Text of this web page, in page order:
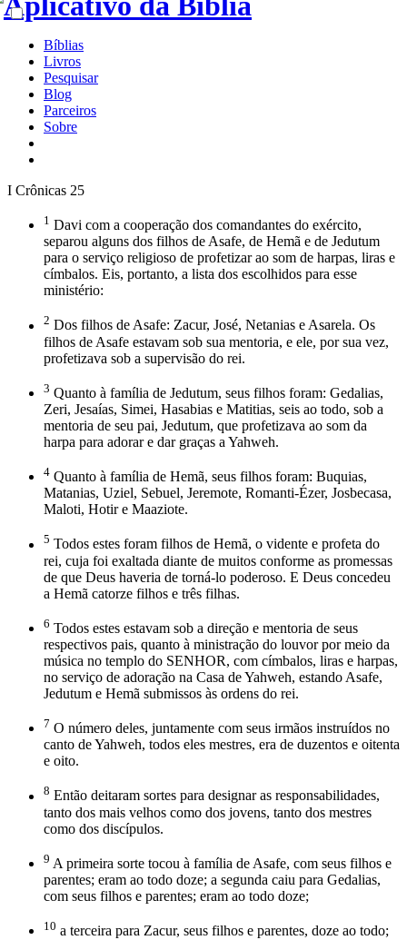
Bíblias
Livros
Pesquisar
Blog
Parceiros
Sobre
I Crônicas 25
1 Davi com a cooperação dos comandantes do exército,
separou alguns dos filhos de Asafe, de Hemã e de Jedutum
para o serviço religioso de profetizar ao som de harpas, liras e
címbalos. Eis, portanto, a lista dos escolhidos para esse
ministério:
2 Dos filhos de Asafe: Zacur, José, Netanias e Asarela. Os
filhos de Asafe estavam sob sua mentoria, e ele, por sua vez,
profetizava sob a supervisão do rei.
3 Quanto à família de Jedutum, seus filhos foram: Gedalias,
Zeri, Jesaías, Simei, Hasabias e Matitias, seis ao todo, sob a
mentoria de seu pai, Jedutum, que profetizava ao som da
harpa para adorar e dar graças a Yahweh.
4 Quanto à família de Hemã, seus filhos foram: Buquias,
Matanias, Uziel, Sebuel, Jeremote, Romanti-Ézer, Josbecasa,
Maloti, Hotir e Maaziote.
5 Todos estes foram filhos de Hemã, o vidente e profeta do
rei, cuja foi exaltada diante de muitos conforme as promessas
de que Deus haveria de torná-lo poderoso. E Deus concedeu
a Hemã catorze filhos e três filhas.
6 Todos estes estavam sob a direção e mentoria de seus
respectivos pais, quanto à ministração do louvor por meio da
música no templo do SENHOR, com címbalos, liras e harpas,
no serviço de adoração na Casa de Yahweh, estando Asafe,
Jedutum e Hemã submissos às ordens do rei.
7 O número deles, juntamente com seus irmãos instruídos no
canto de Yahweh, todos eles mestres, era de duzentos e oitenta
e oito.
8 Então deitaram sortes para designar as responsabilidades,
tanto dos mais velhos como dos jovens, tanto dos mestres
como dos discípulos.
9 A primeira sorte tocou à família de Asafe, com seus filhos e
parentes; eram ao todo doze; a segunda caiu para Gedalias,
com seus filhos e parentes; eram ao todo doze;
10 a terceira para Zacur, seus filhos e parentes, doze ao todo;